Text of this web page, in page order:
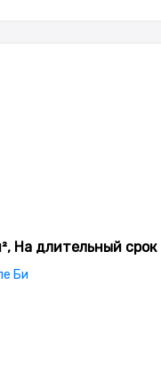
На длительный срок
Би